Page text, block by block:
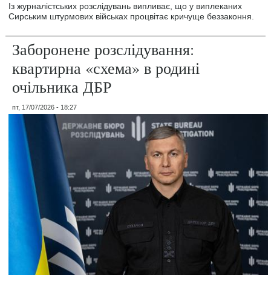
Із журналістських розслідувань випливає, що у виплеканих
Сирським штурмових військах процвітає кричуще беззаконня.
Заборонене розслідування:
квартирна «схема» в родині
очільника ДБР
пт, 17/07/2026 - 18:27